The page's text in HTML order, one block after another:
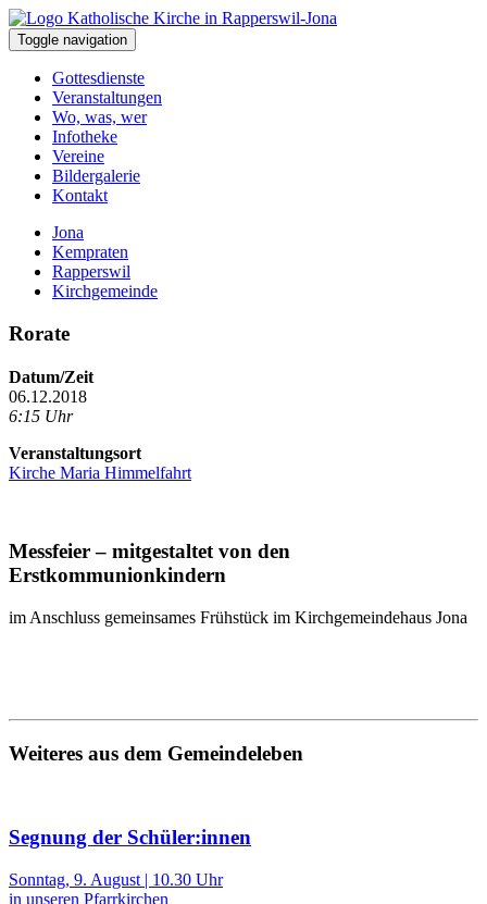
Toggle navigation
Gottesdienste
Veranstaltungen
Wo, was, wer
Infotheke
Vereine
Bildergalerie
Kontakt
Jona
Kempraten
Rapperswil
Kirchgemeinde
Rorate
Datum/Zeit
06.12.2018
6:15 Uhr
Veranstaltungsort
Kirche Maria Himmelfahrt
Messfeier – mitgestaltet von den
Erstkommunionkindern
im Anschluss gemeinsames Frühstück im Kirchgemeindehaus Jona
Weiteres aus dem Gemeindeleben
Segnung der Schüler:innen
Sonntag, 9. August | 10.30 Uhr
in unseren Pfarrkirchen